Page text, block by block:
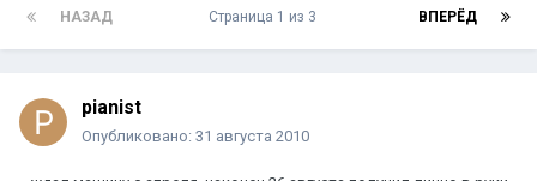
НАЗАД ВПЕРЁД
Страница 1 из 3
pianist
Опубликовано: 31 августа 2010